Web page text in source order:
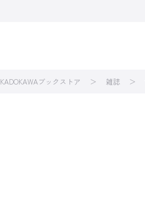
KADOKAWAブックストア 雑誌